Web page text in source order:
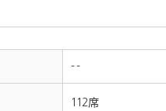
- -
112席